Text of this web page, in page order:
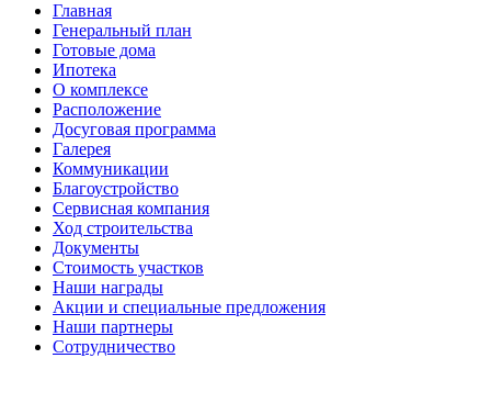
Главная
Генеральный план
Готовые дома
Ипотека
О комплексе
Расположение
Досуговая программа
Галерея
Коммуникации
Благоустройство
Сервисная компания
Ход строительства
Документы
Стоимость участков
Наши награды
Акции и специальные предложения
Наши партнеры
Сотрудничество